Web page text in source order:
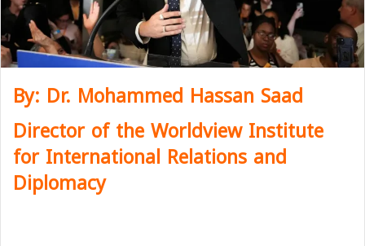
y: Dr. Mohammed Hassan Saad
Director of the Worldview Institute
for International Relations and
Diplomacy